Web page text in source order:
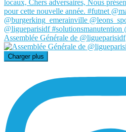
Assemblée Générale de @ligueparisidf
Charger plus